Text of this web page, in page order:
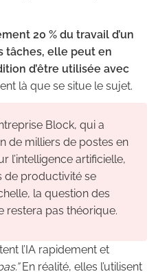
20 % du travail d’un
tâches, elle peut en
d’être utilisée avec
là que se situe le sujet.
Block, qui a
de milliers de postes en
l’intelligence artificielle,
de productivité se
la question des
restera pas théorique.
l’IA rapidement et
En réalité, elles l’utilisent